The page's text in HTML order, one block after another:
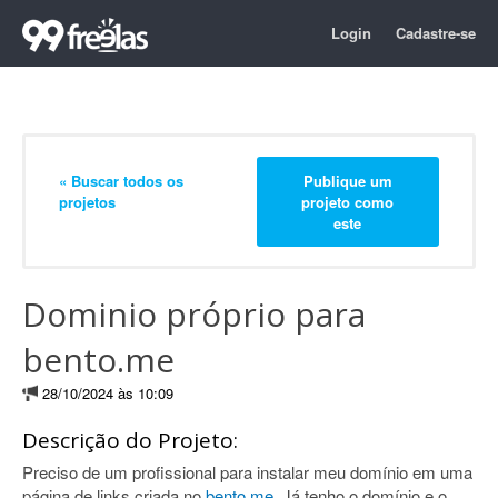
Login Cadastre-se
« Buscar todos os
projetos
Publique um
projeto como
este
Dominio próprio para
bento.me
28/10/2024 às 10:09
Descrição do Projeto:
Preciso de um profissional para instalar meu domínio em uma